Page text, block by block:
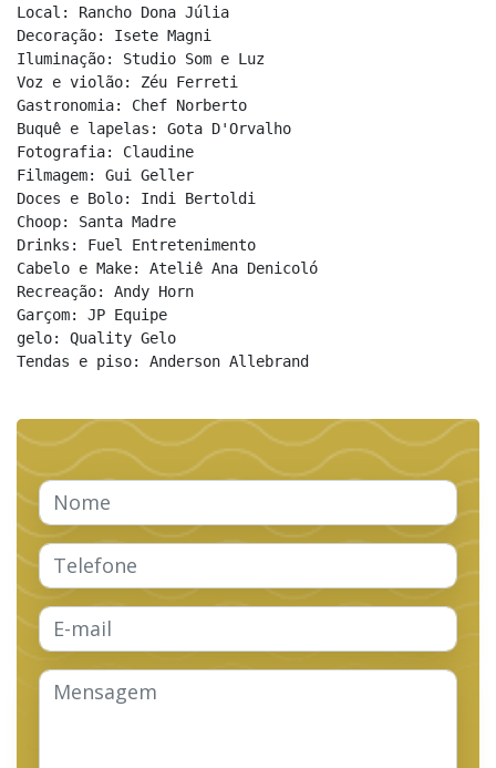
Local: Rancho Dona Júlia
Decoração: Isete Magni
Iluminação: Studio Som e Luz
Voz e violão: Zéu Ferreti
Gastronomia: Chef Norberto
Buquê e lapelas: Gota D'Orvalho
Fotografia: Claudine
Filmagem: Gui Geller
Doces e Bolo: Indi Bertoldi
Choop: Santa Madre
Drinks: Fuel Entretenimento
Cabelo e Make: Ateliê Ana Denicoló
Recreação: Andy Horn
Garçom: JP Equipe
gelo: Quality Gelo
Tendas e piso: Anderson Allebrand